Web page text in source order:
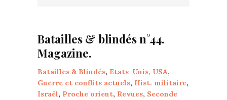
Batailles & blindés n°44.
Magazine.
Batailles & Blindés, Etats-Unis, USA,
Guerre et conflits actuels, Hist. militaire,
Israël, Proche orient, Revues, Seconde